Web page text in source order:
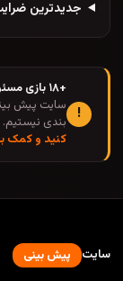
جدیدترین
!
+۱۸ بازی مسئولانه
سایت پیش
بندی
کنید و کمک
سایت پیش بینی